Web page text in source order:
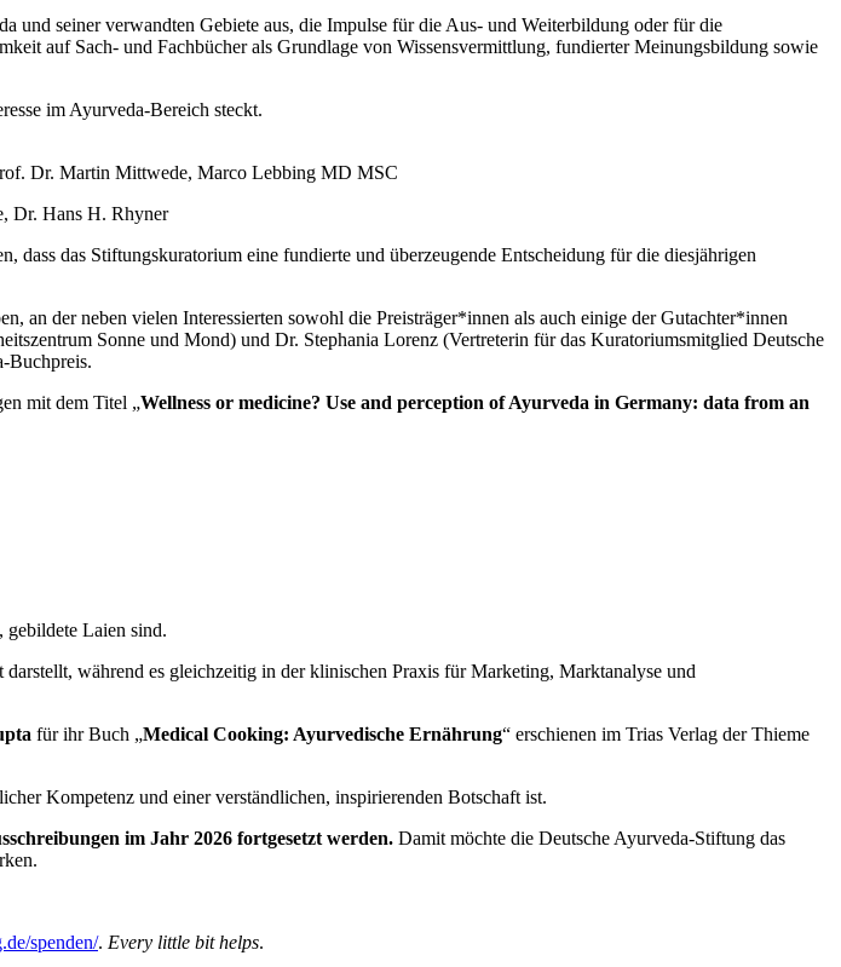
und seiner verwandten Gebiete aus, die Impulse für die Aus- und Weiterbildung oder für die
auf Sach- und Fachbücher als Grundlage von Wissensvermittlung, fundierter Meinungsbildung sowie
im Ayurveda-Bereich steckt.
Dr. Martin Mittwede, Marco Lebbing MD MSC
Dr. Hans H. Rhyner
dass das Stiftungskuratorium eine fundierte und überzeugende Entscheidung für die diesjährigen
an der neben vielen Interessierten sowohl die Preisträger*innen als auch einige der Gutachter*innen
Sonne und Mond) und Dr. Stephania Lorenz (Vertreterin für das Kuratoriumsmitglied Deutsche
Buchpreis.
mit dem Titel „Wellness or medicine? Use and perception of Ayurveda in Germany: data from an
gebildete Laien sind.
während es gleichzeitig in der klinischen Praxis für Marketing, Marktanalyse und
für ihr Buch „Medical Cooking: Ayurvedische Ernährung“ erschienen im Trias Verlag der Thieme
Kompetenz und einer verständlichen, inspirierenden Botschaft ist.
im Jahr 2026 fortgesetzt werden. Damit möchte die Deutsche Ayurveda-Stiftung das
spenden/. Every little bit helps.